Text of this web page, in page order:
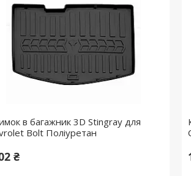
в багажник 3D Stingray для
Bolt Поліуретан
₴